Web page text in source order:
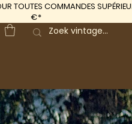
TOUTES COMMANDES
€*